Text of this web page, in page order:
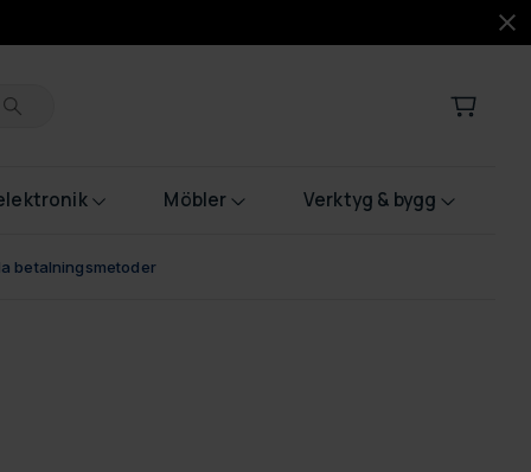
Möbler Verktyg & bygg
betalningsmetoder